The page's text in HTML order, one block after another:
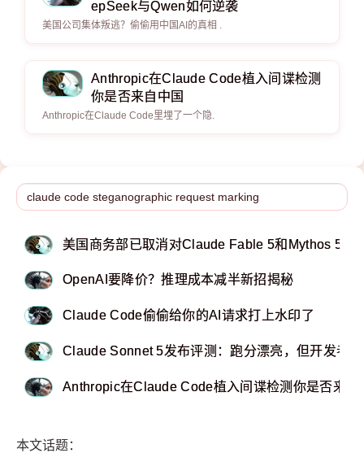
epSeek与Qwen如何逆袭
美国公司集体叛逃？偷偷用中国AI的真相 .
Anthropic在Claude Code植入间谍检测
你是否来自中国
Anthropic在Claude Code里埋了一个隐.
美国商务部已取消对Claude Fable 5和Mythos 5的
OpenAI要降价？推理成本减半新招揭秘
Claude Code偷偷给你的AI请求打上水印了
Claude Sonnet 5发布评测：跑分漂亮，但开发者
Anthropic在Claude Code植入间谍检测你是否来自
本文话题：